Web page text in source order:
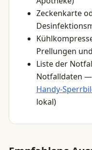
Zeckenkarte
Prellungen
Liste der
Notfalldaten —
Handy-
lokal)